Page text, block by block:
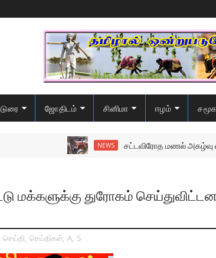
ஜோதிடம் சினிமா ஈழம்
NEWS சட்டவிரோத மணல் அகழ்வு
மக்களுக்கு துரோகம்
செய்தி, செய்திகள், A, S